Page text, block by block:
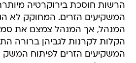
הרשות חוסכת בירוקרטיה
המשקיעים הזרים. המחוקק לא
המנהל, אך המנהל צמצם את
הקלות לקרנות לגביהן ברורה
המשקיעים הזרים לפיתוח המשק